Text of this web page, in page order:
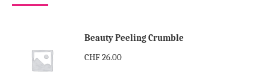
Beauty Peeling Crumble
CHF26.00